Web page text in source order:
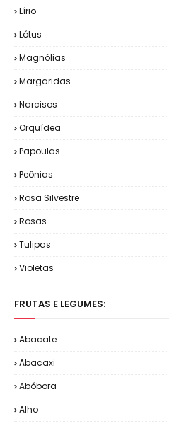
Lírio
Lótus
Magnólias
Margaridas
Narcisos
Orquídea
Papoulas
Peônias
Rosa Silvestre
Rosas
Tulipas
Violetas
FRUTAS E LEGUMES:
Abacate
Abacaxi
Abóbora
Alho